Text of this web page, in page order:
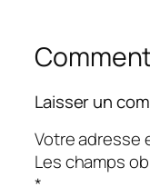
Laisser un
Votre adresse
Les champs